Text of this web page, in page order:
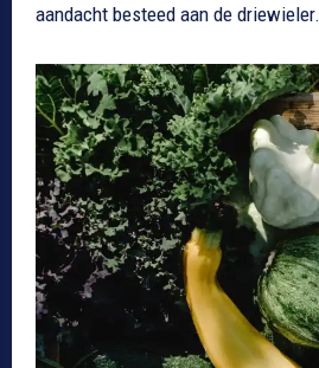
aandacht besteed aan de driewieler.